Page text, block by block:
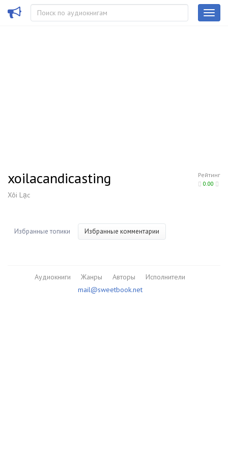
Рейтинг
0.00
xoilacandicasting
Xôi Lạc
Избранные топики Избранные комментарии
Аудиокниги Жанры Авторы
Исполнители
mail@sweetbook.net